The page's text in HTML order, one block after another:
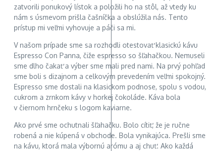
zatvorili ponukový lístok a položili ho na stôl, až vtedy ku
nám s úsmevom prišla čašníčka a obslúžila nás. Tento
prístup mi veľmi vyhovuje a páči sa mi.
V našom prípade sme sa rozhodli otestovať klasickú kávu
Espresso Con Panna, čiže espresso so šľahačkou. Nemuseli
sme dlho čakať a výber sme mali pred nami. Na prvý pohľad
sme boli s dizajnom a celkovým prevedením veľmi spokojný.
Espresso sme dostali na klasickom podnose, spolu s vodou,
cukrom a zrnkom kávy v horkej čokoláde. Káva bola
v čiernom hrnčeku s logom kaviarne.
Ako prvé sme ochutnali šľahačku. Bolo cítiť, že je ručne
robená a nie kúpená v obchode. Bola vynikajúca. Prešli sme
na kávu, ktorá mala výbornú arómu a aj chuť. Ako každá